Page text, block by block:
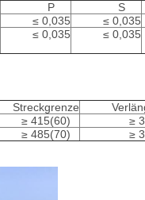
P
S
≤ 0,035
≤ 0,035
≤ 0,035 ≤ 0,035
Streckgrenze
≥ 415(60)
≥
≥ 485(70) ≥